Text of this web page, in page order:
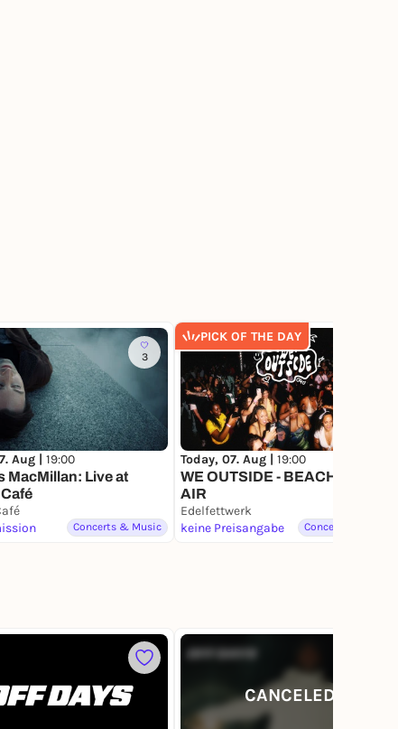
3
Aug | 19:00
MacMillan: Live at
Concerts & Music
PICK OF THE DAY
Today, 07. Aug | 19:00
WE OUTSIDE - BEACH OPEN
AIR
Edelfettwerk
keine Preisangabe
Concerts & Music
CANCELED